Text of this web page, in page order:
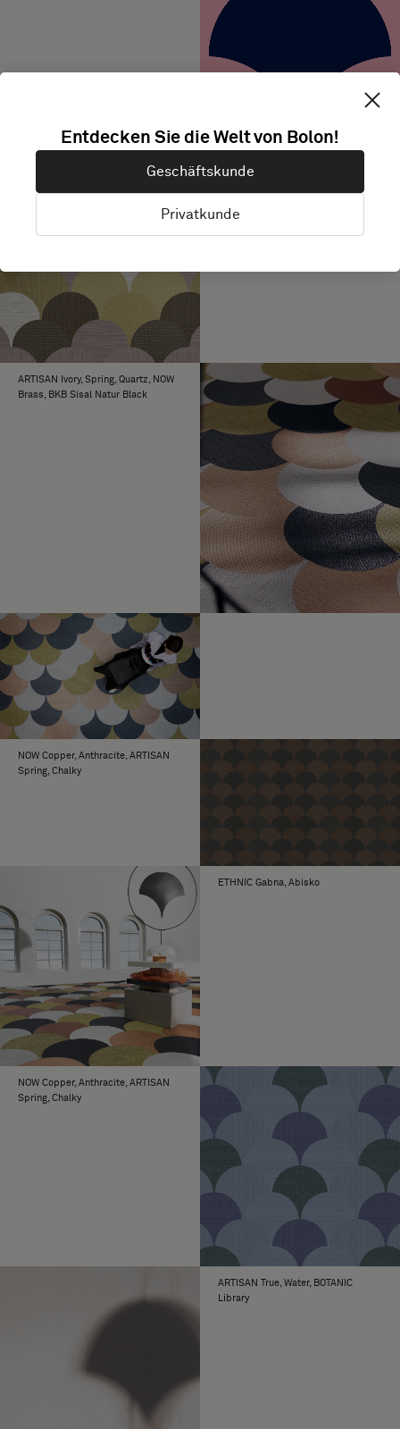
ARTISAN Ivory, Spring, Quartz, NOW
Brass, BKB Sisal Natur Black
NOW Copper, Anthracite, ARTISAN
Spring, Chalky
ETHNIC Gabna, Abisko
NOW Copper, Anthracite, ARTISAN
Spring, Chalky
ARTISAN True, Water, BOTANIC
Library
Entdecken Sie die Welt von Bolon!
Geschäftskunde
Privatkunde